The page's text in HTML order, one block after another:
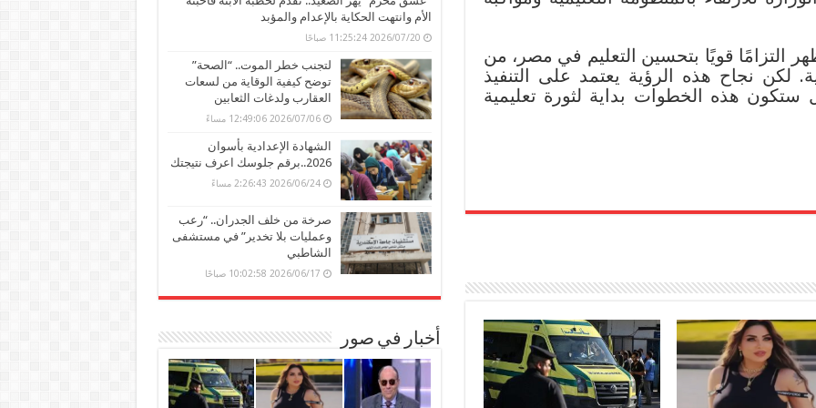
التزامًا قويًا بتحسين التعليم في مصر، من
لكن نجاح هذه الرؤية يعتمد على التنفيذ
ستكون هذه الخطوات بداية لثورة تعليمية
الأم وانتهت الحكاية بالإعدام والمؤبد
2026/07/20 11:25:24 صباحًا
لتجنب خطر الموت.. “الصحة”
توضح كيفية الوقاية من لسعات
العقارب ولدغات الثعابين
2026/07/06 12:49:06 مساءً
الشهادة الإعدادية بأسوان
2026..برقم جلوسك اعرف نتيجتك
2026/06/24 2:26:43 مساءً
صرخة من خلف الجدران.. “رعب
وعمليات بلا تخدير” في مستشفى
الشاطبي
2026/06/17 10:02:58 صباحًا
أخبار في صور